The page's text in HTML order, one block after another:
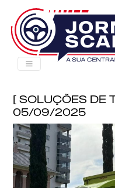
[ Soluções de
05/09/2025